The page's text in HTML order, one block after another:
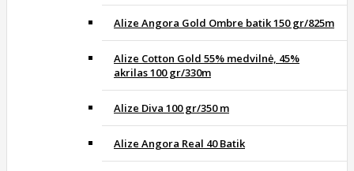
Alize Angora Gold Ombre batik 150 gr/825m
Alize Cotton Gold 55% medvilnė, 45%
akrilas 100 gr/330m
Alize Diva 100 gr/350 m
Alize Angora Real 40 Batik